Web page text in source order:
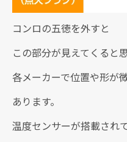
コンロの五徳を外すと
この部分が見えてくると
各メーカーで位置や形が
あります。
温度センサーが搭載され